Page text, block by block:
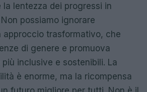
la lentezza dei progressi in
possiamo ignorare
approccio trasformativo, che
di genere e promuova
inclusive e sostenibili. La
è enorme, ma la ricompensa